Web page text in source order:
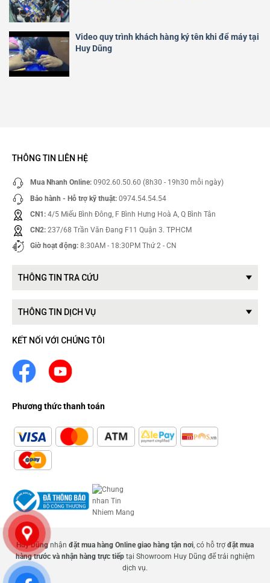
Video quy trình khách hàng ký tên khi để máy tại
Huy Dũng
THÔNG TIN LIÊN HỆ
Mua Nhanh Online: 0902.60.50.60 (8h30 - 19h30 mỗi ngày)
Bảo hành - Hỗ trợ kỹ thuật: 0974.54.54.54
CN1: 4/5 Miếu Bình Đông, F Bình Hưng Hoà A, Q Bình Tân
CN2: 237/68 Trần Văn Đang F11 Quận 3. TPHCM
Giờ hoạt động: 8:30AM - 18:30PM Thứ 2 - CN
THÔNG TIN TRA CỨU
THÔNG TIN DỊCH VỤ
KẾT NỐI VỚI CHÚNG TÔI
Phương thức thanh toán
Huy Dũngnhận đặt mua hàng Online giao hàng tận nơi, có hỗ trợ đặt mua
hàng trước và nhận hàng trực tiếptại Showroom Huy Dũng để trải nghiệm
dịch vụ.